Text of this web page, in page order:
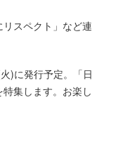
スペクト」など連
)に発行予定。「日
集します。お楽し